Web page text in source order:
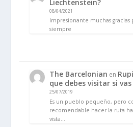
Liechtenstein?
08/04/2021
Impresionante muchas
siempre
The Barcelonian en
que debes visitar si
25/07/2019
Es un pueblo pequeño, pero
recomendable hacer la ruta
vista…